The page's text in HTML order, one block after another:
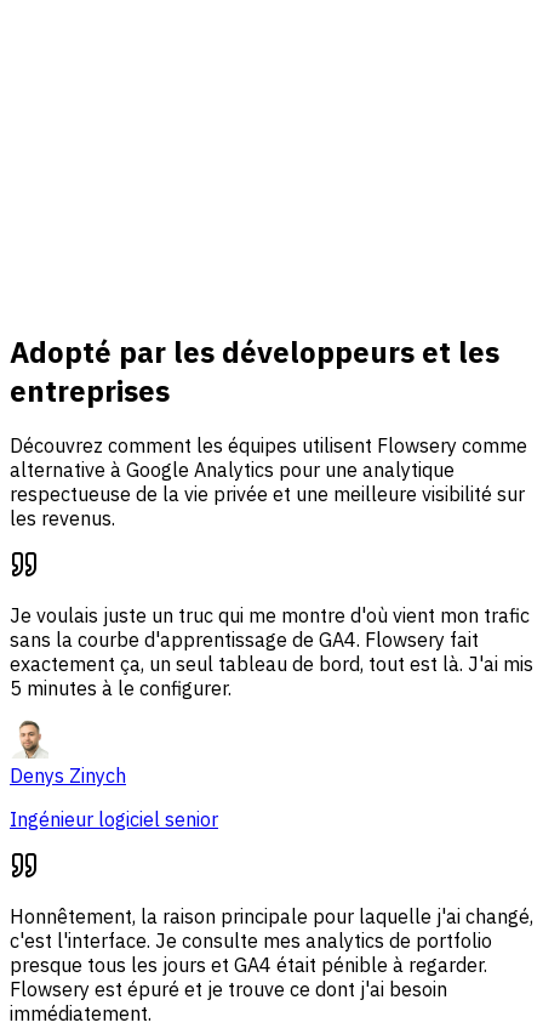
Adopté par les développeurs et les
entreprises
Découvrez comment les équipes utilisent Flowsery comme
alternative à Google Analytics pour une analytique
respectueuse de la vie privée et une meilleure visibilité sur
les revenus.
Je voulais juste un truc qui me montre d'où vient mon trafic
sans la courbe d'apprentissage de GA4. Flowsery fait
exactement ça, un seul tableau de bord, tout est là. J'ai mis
5 minutes à le configurer.
Denys Zinych
Ingénieur logiciel senior
Honnêtement, la raison principale pour laquelle j'ai changé,
c'est l'interface. Je consulte mes analytics de portfolio
presque tous les jours et GA4 était pénible à regarder.
Flowsery est épuré et je trouve ce dont j'ai besoin
immédiatement.